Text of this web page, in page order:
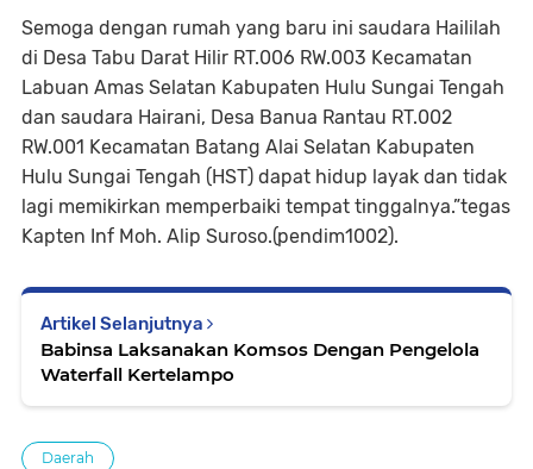
Semoga dengan rumah yang baru ini saudara Haililah
di Desa Tabu Darat Hilir RT.006 RW.003 Kecamatan
Labuan Amas Selatan Kabupaten Hulu Sungai Tengah
dan saudara Hairani, Desa Banua Rantau RT.002
RW.001 Kecamatan Batang Alai Selatan Kabupaten
Hulu Sungai Tengah (HST) dapat hidup layak dan tidak
lagi memikirkan memperbaiki tempat tinggalnya.”tegas
Kapten Inf Moh. Alip Suroso.(pendim1002).
Artikel Selanjutnya
Babinsa Laksanakan Komsos Dengan Pengelola
Waterfall Kertelampo
Daerah